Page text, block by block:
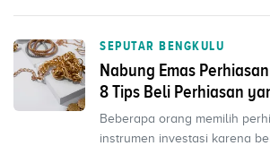
SEPUTAR BENGKULU
Nabung Emas
8 Tips Beli Perhiasan
Menguntungkan
Beberapa orang memilih
instrumen investasi karena